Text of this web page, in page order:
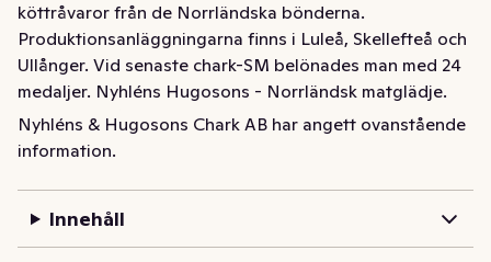
köttråvaror från de Norrländska bönderna.
Produktionsanläggningarna finns i Luleå, Skellefteå och
Ullånger. Vid senaste chark-SM belönades man med 24
medaljer. Nyhléns Hugosons - Norrländsk matglädje.
Besök oss på www.nyhlenshugosons.se
Nyhléns & Hugosons Chark AB har angett ovanstående
information.
Innehåll